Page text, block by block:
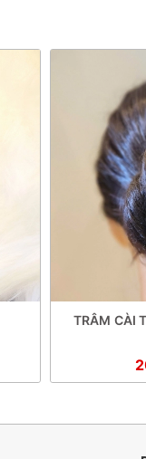
TRÂM CÀI